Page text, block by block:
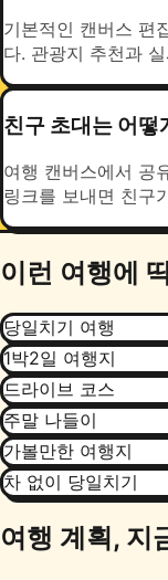
기본적인 캔버스 편
다. 관광지 추천과
친구 초대는 어떻
여행 캔버스에서 공
링크를 보내면 친구
이런 여행에
당일치기 여행
1박2일 여행지
드라이브 코스
주말 나들이
가볼만한 여행지
차 없이 당일치기
여행 계획, 지